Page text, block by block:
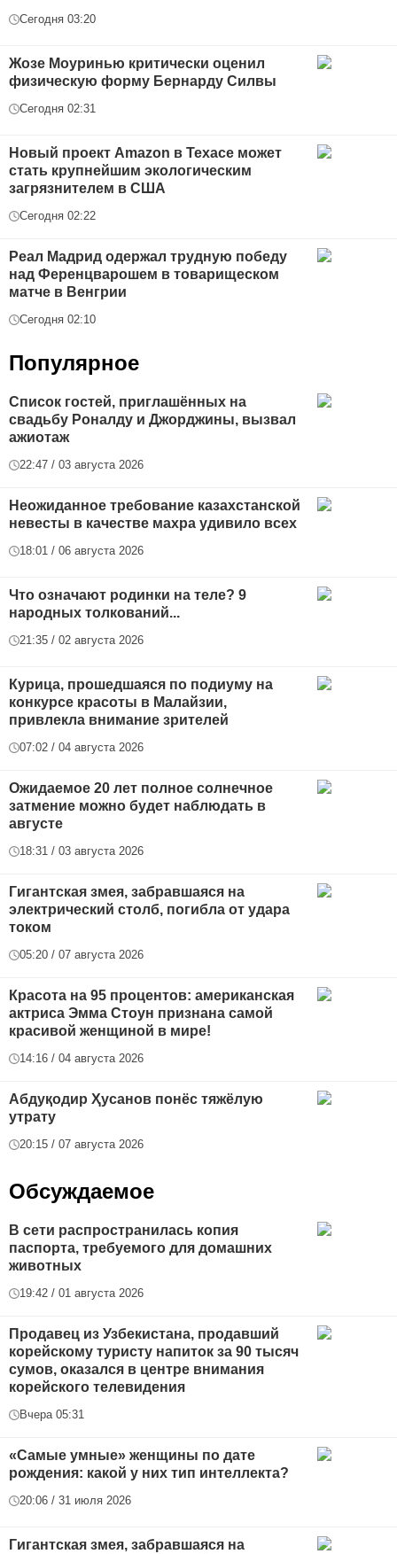
Сегодня 03:20
Жозе Моуринью критически оценил
физическую форму Бернарду Силвы
Сегодня 02:31
Новый проект Amazon в Техасе может
стать крупнейшим экологическим
загрязнителем в США
Сегодня 02:22
Реал Мадрид одержал трудную победу
над Ференцварошем в товарищеском
матче в Венгрии
Сегодня 02:10
Популярное
Список гостей, приглашённых на
свадьбу Роналду и Джорджины, вызвал
ажиотаж
22:47 / 03 августа 2026
Неожиданное требование казахстанской
невесты в качестве махра удивило всех
18:01 / 06 августа 2026
Что означают родинки на теле? 9
народных толкований...
21:35 / 02 августа 2026
Курица, прошедшаяся по подиуму на
конкурсе красоты в Малайзии,
привлекла внимание зрителей
07:02 / 04 августа 2026
Ожидаемое 20 лет полное солнечное
затмение можно будет наблюдать в
августе
18:31 / 03 августа 2026
Гигантская змея, забравшаяся на
электрический столб, погибла от удара
током
05:20 / 07 августа 2026
Красота на 95 процентов: американская
актриса Эмма Стоун признана самой
красивой женщиной в мире!
14:16 / 04 августа 2026
Абдуқодир Ҳусанов понёс тяжёлую
утрату
20:15 / 07 августа 2026
Обсуждаемое
В сети распространилась копия
паспорта, требуемого для домашних
животных
19:42 / 01 августа 2026
Продавец из Узбекистана, продавший
корейскому туристу напиток за 90 тысяч
сумов, оказался в центре внимания
корейского телевидения
Вчера 05:31
«Самые умные» женщины по дате
рождения: какой у них тип интеллекта?
20:06 / 31 июля 2026
Гигантская змея, забравшаяся на